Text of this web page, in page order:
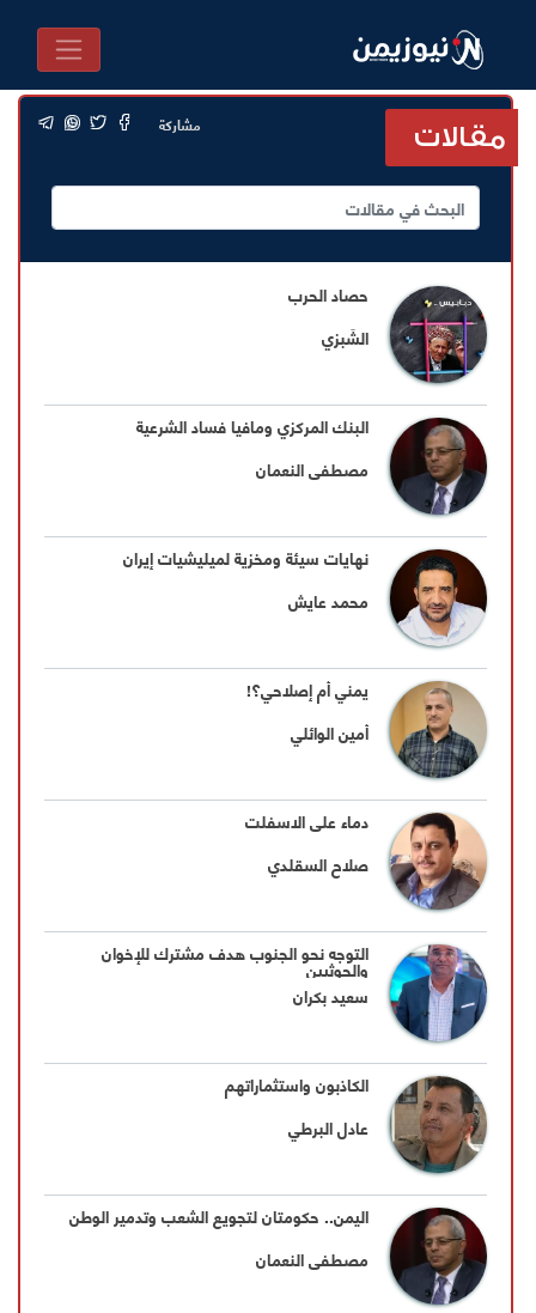
مقالات مشاركة
حصاد الحرب
الشَبزي
البنك المركزي ومافيا فساد الشرعية
مصطفى النعمان
نهايات سيئة ومخزية لميليشيات إيران
محمد عايش
يمني أَم إصلاحي؟!
أمين الوائلي
دماء على الاسفلت
صلاح السقلدي
التوجه نحو الجنوب هدف مشترك للإخوان
والحوثيين
سعيد بكران
الكاذبون واستثماراتهم
عادل البرطي
اليمن.. حكومتان لتجويع الشعب وتدمير الوطن
مصطفى النعمان